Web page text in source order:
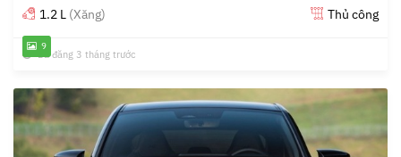
9
1.2 L (Xăng) Thủ công
Đã đăng 3 tháng trước